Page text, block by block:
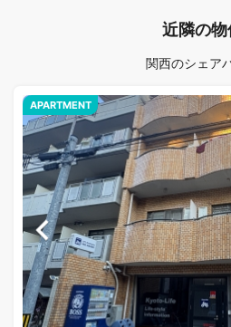
近隣の物
関西のシェア
APARTMENT